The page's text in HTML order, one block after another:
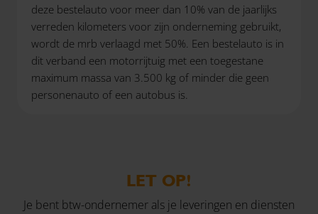
deze bestelauto voor meer dan 10% van de jaarlijks
verreden kilometers voor zijn onderneming gebruikt,
wordt de mrb verlaagd met 50%. Een bestelauto is in
dit verband een motorrijtuig met een toegestane
maximum massa van 3.500 kg of minder die geen
personenauto of een autobus is.
LET OP!
Je bent btw-ondernemer als je leveringen en diensten